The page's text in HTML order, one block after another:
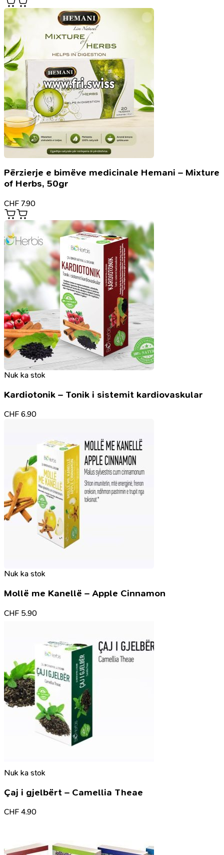
Përzierje e bimëve medicinale Hemani – Mixture
of Herbs, 50gr
CHF 7.90
Nuk ka stok
Kardiotonik – Tonik i sistemit kardiovaskular
CHF 6.90
Nuk ka stok
Mollë me Kanellë – Apple Cinnamon
CHF 5.90
Nuk ka stok
Çaj i gjelbërt – Camellia Theae
CHF 4.90